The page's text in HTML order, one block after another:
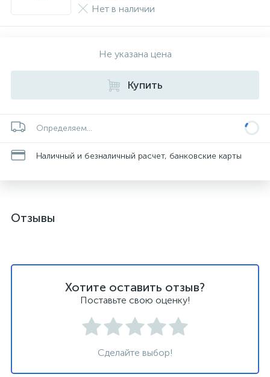
Нет в наличии
Не указана цена
Купить
Определяем...
Наличный и безналичный расчет, банковские карты
Отзывы
Хотите оставить отзыв?
Поставьте свою оценку!
Сделайте выбор!